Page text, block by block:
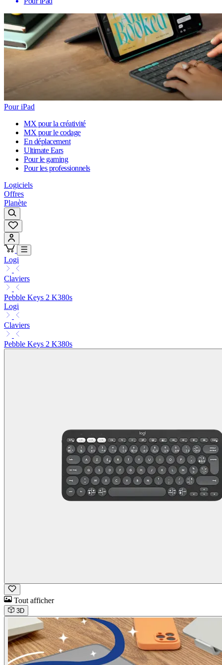
Pour iPad
MX pour la créativité
MX pour le codage
En déplacement
Ultimate Ears
Pour le gaming
Pour les professionnels
Logiciels
Offres
Planète
Logi
Claviers
Pebble Keys 2 K380s
Logi
Claviers
Pebble Keys 2 K380s
Tout afficher
3D